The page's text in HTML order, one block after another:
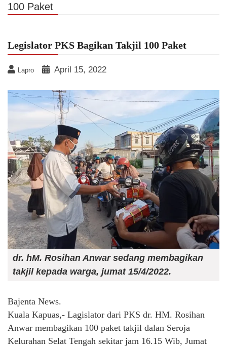
100 Paket
Legislator PKS Bagikan Takjil 100 Paket
Lapro April 15, 2022
dr. hM. Rosihan Anwar sedang membagikan
takjil kepada warga, jumat 15/4/2022.
Bajenta News.
Kuala Kapuas,- Lagislator dari PKS dr. HM. Rosihan
Anwar membagikan 100 paket takjil dalan Seroja
Kelurahan Selat Tengah sekitar jam 16.15 Wib, Jumat